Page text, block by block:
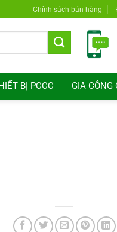
Chính sách bán hàng
BỊ PCCC GIA CÔNG